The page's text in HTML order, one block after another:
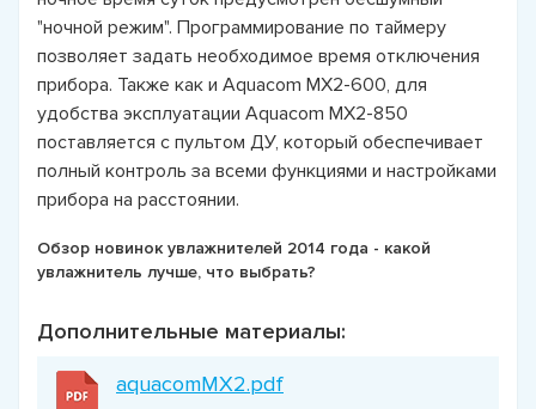
"ночной режим". Программирование по таймеру
позволяет задать необходимое время отключения
прибора. Также как и Aquacom MX2-600, для
удобства эксплуатации Aquacom MX2-850
поставляется с пультом ДУ, который обеспечивает
полный контроль за всеми функциями и настройками
прибора на расстоянии.
Обзор новинок увлажнителей 2014 года - какой
увлажнитель лучше, что выбрать?
Дополнительные материалы:
aquacomMX2.pdf